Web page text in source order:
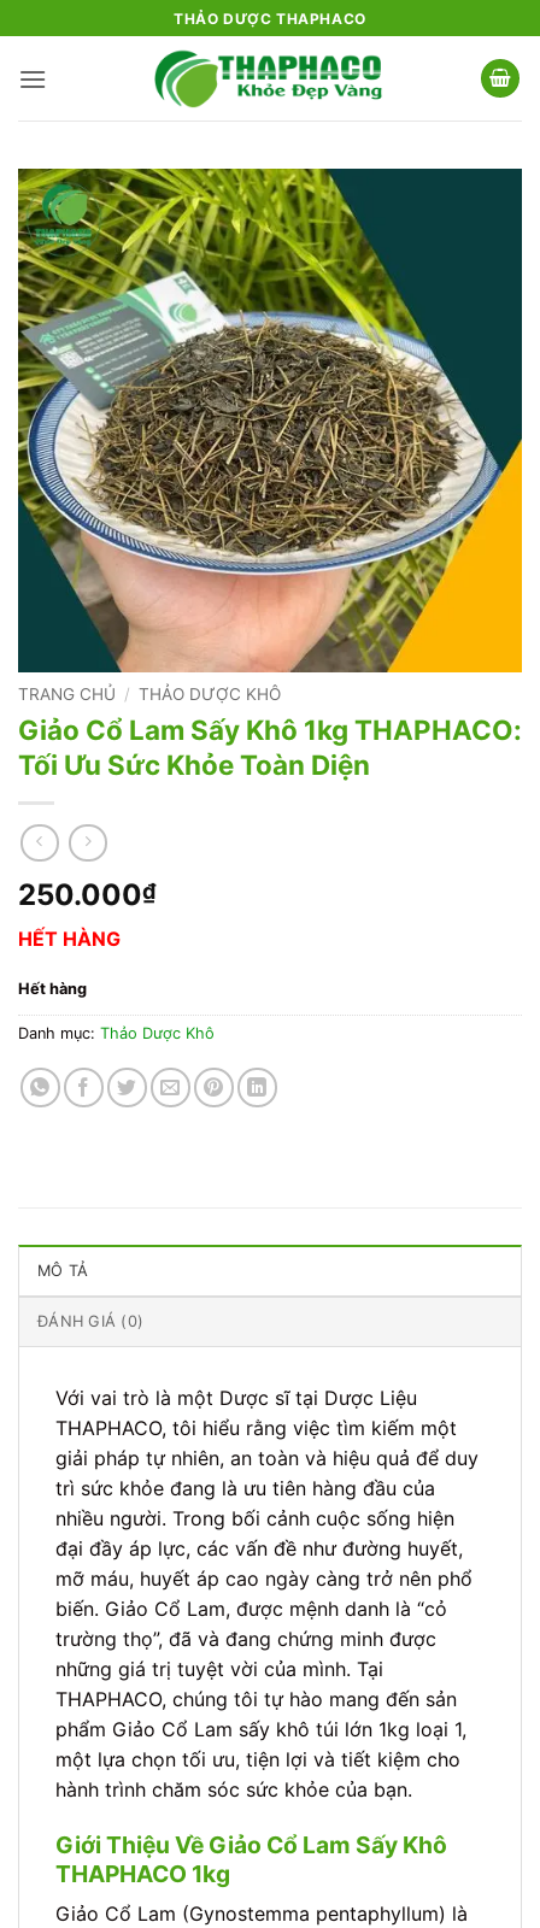
qua
nội
THẢO DƯỢC THAPHACO
TRANG CHỦ / THẢO DƯỢC KHÔ
Giảo Cổ Lam Sấy Khô 1kg THAPHACO:
Tối Ưu Sức Khỏe Toàn Diện
250.000₫
HẾT HÀNG
Hết hàng
Danh mục: Thảo Dược Khô
MÔ TẢ
ĐÁNH GIÁ (0)
Với vai trò là một Dược sĩ tại Dược Liệu
THAPHACO, tôi hiểu rằng việc tìm kiếm một
giải pháp tự nhiên, an toàn và hiệu quả để duy
trì sức khỏe đang là ưu tiên hàng đầu của
nhiều người. Trong bối cảnh cuộc sống hiện
đại đầy áp lực, các vấn đề như đường huyết,
mỡ máu, huyết áp cao ngày càng trở nên phổ
biến. Giảo Cổ Lam, được mệnh danh là “cỏ
trường thọ”, đã và đang chứng minh được
những giá trị tuyệt vời của mình. Tại
THAPHACO, chúng tôi tự hào mang đến sản
phẩm Giảo Cổ Lam sấy khô túi lớn 1kg loại 1,
một lựa chọn tối ưu, tiện lợi và tiết kiệm cho
hành trình chăm sóc sức khỏe của bạn.
Giới Thiệu Về Giảo Cổ Lam Sấy Khô
THAPHACO 1kg
Giảo Cổ Lam (Gynostemma pentaphyllum) là